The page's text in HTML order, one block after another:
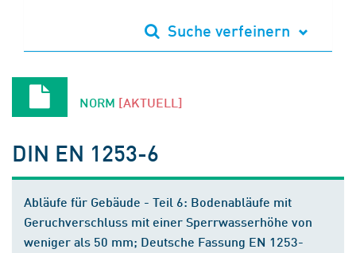
Suche verfeinern
NORM [AKTUELL]
DIN EN 1253-6
Abläufe für Gebäude - Teil 6: Bodenabläufe mit
Geruchverschluss mit einer Sperrwasserhöhe von
weniger als 50 mm; Deutsche Fassung EN 1253-